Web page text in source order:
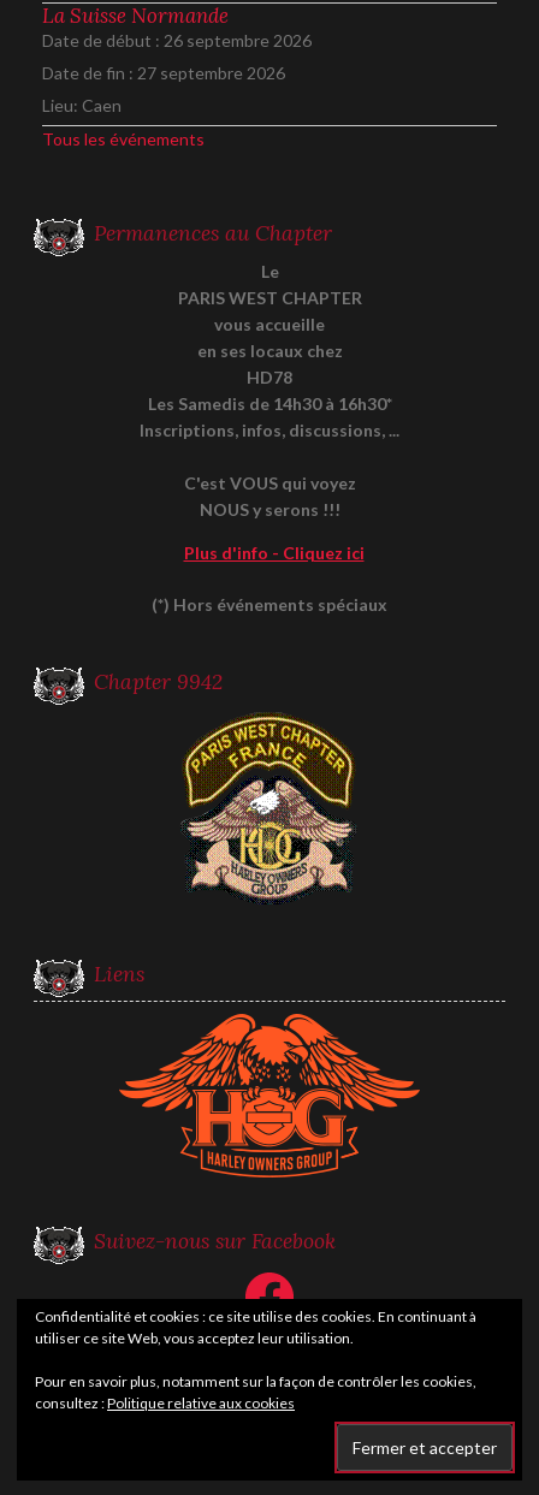
La Suisse Normande
Date de début : 26 septembre 2026
Date de fin : 27 septembre 2026
Lieu: Caen
Tous les événements
Permanences au Chapter
Le
PARIS WEST CHAPTER
vous accueille
en ses locaux chez
HD78
Les Samedis de 14h30 à 16h30*
Inscriptions, infos, discussions, ...
C'est VOUS qui voyez
NOUS y serons !!!
Plus d'info - Cliquez ici
(*) Hors événements spéciaux
Chapter 9942
Liens
Suivez-nous sur Facebook
Facebook
Confidentialité et cookies : ce site utilise des cookies. En continuant à
utiliser ce site Web, vous acceptez leur utilisation.
Pour en savoir plus, notamment sur la façon de contrôler les cookies,
consultez :Politique relative aux cookies